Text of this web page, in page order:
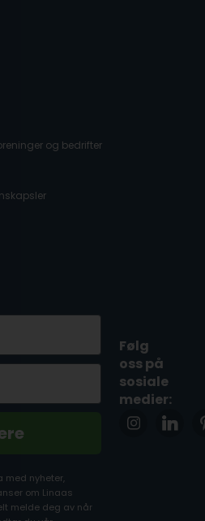
og bedrifter
med nyheter,
om Linaas
melde deg av når
Følg
oss på
sosiale
medier: